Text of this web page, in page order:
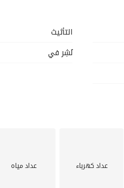
التأثيث
نُشِر في
عداد كهرباء عداد مياه